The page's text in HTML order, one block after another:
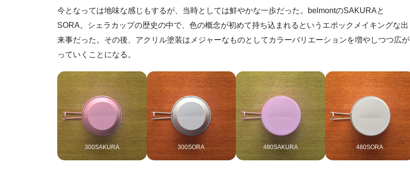
今となっては地味な感じもするが、当時としては鮮やかな一歩だった。belmontのSAKURAと
SORA。シェラカップの歴史の中で、色の概念が初めて持ち込まれるというエポックメイキングな出
来事だった。その後、アクリル塗装はメジャーなものとしてカラーバリエーションを増やしつつ広が
っていくことになる。
300SAKURA 300SORA 480SAKURA 480SORA